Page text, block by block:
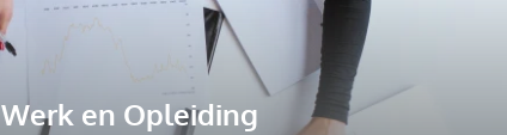
Werk en Opleiding